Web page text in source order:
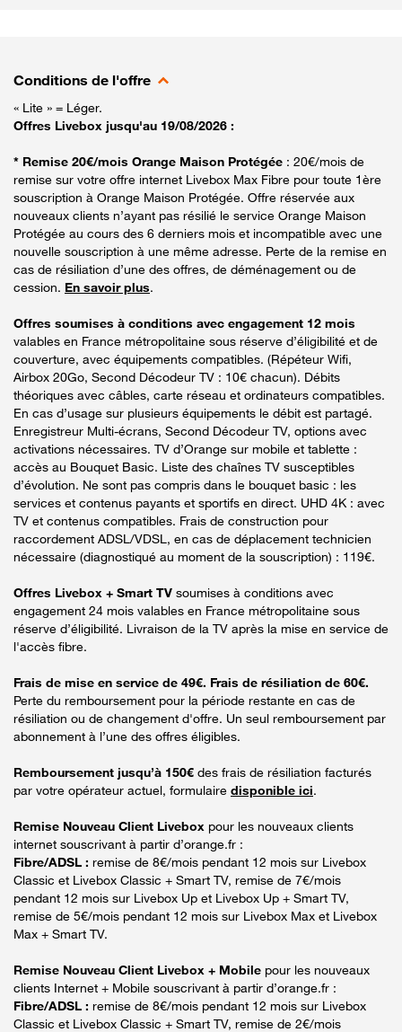
Conditions de l'offre
« Lite » = Léger.
Offres Livebox jusqu'au 19/08/2026 :
* Remise 20€/mois Orange Maison Protégée : 20€/mois de
remise sur votre offre internet Livebox Max Fibre pour toute 1ère
souscription à Orange Maison Protégée. Offre réservée aux
nouveaux clients n’ayant pas résilié le service Orange Maison
Protégée au cours des 6 derniers mois et incompatible avec une
nouvelle souscription à une même adresse. Perte de la remise en
cas de résiliation d’une des offres, de déménagement ou de
cession. En savoir plus.
Offres soumises à conditions avec engagement 12 mois
valables en France métropolitaine sous réserve d’éligibilité et de
couverture, avec équipements compatibles. (Répéteur Wifi,
Airbox 20Go, Second Décodeur TV : 10€ chacun). Débits
théoriques avec câbles, carte réseau et ordinateurs compatibles.
En cas d’usage sur plusieurs équipements le débit est partagé.
Enregistreur Multi-écrans, Second Décodeur TV, options avec
activations nécessaires. TV d’Orange sur mobile et tablette :
accès au Bouquet Basic. Liste des chaînes TV susceptibles
d’évolution. Ne sont pas compris dans le bouquet basic : les
services et contenus payants et sportifs en direct. UHD 4K : avec
TV et contenus compatibles. Frais de construction pour
raccordement ADSL/VDSL, en cas de déplacement technicien
nécessaire (diagnostiqué au moment de la souscription) : 119€.
Offres Livebox + Smart TV soumises à conditions avec
engagement 24 mois valables en France métropolitaine sous
réserve d’éligibilité. Livraison de la TV après la mise en service de
l'accès fibre.
Frais de mise en service de 49€. Frais de résiliation de 60€.
Perte du remboursement pour la période restante en cas de
résiliation ou de changement d'offre. Un seul remboursement par
abonnement à l’une des offres éligibles.
Remboursement jusqu’à 150€ des frais de résiliation facturés
par votre opérateur actuel, formulaire disponible ici.
Remise Nouveau Client Livebox pour les nouveaux clients
internet souscrivant à partir d’orange.fr :
Fibre/ADSL : remise de 8€/mois pendant 12 mois sur Livebox
Classic et Livebox Classic + Smart TV, remise de 7€/mois
pendant 12 mois sur Livebox Up et Livebox Up + Smart TV,
remise de 5€/mois pendant 12 mois sur Livebox Max et Livebox
Max + Smart TV.
Remise Nouveau Client Livebox + Mobile pour les nouveaux
clients Internet + Mobile souscrivant à partir d’orange.fr :
Fibre/ADSL : remise de 8€/mois pendant 12 mois sur Livebox
Classic et Livebox Classic + Smart TV, remise de 2€/mois